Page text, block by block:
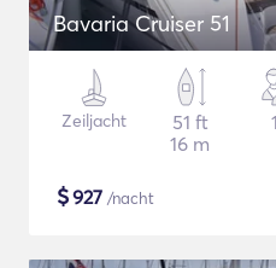
Bavaria Cruiser 51
Zeiljacht
51 ft
16 m
$927 /nacht